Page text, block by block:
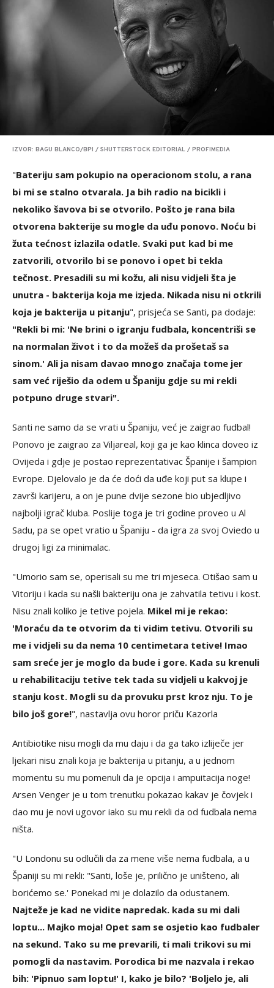
IZVOR: BAGU BLANCO/BPI / SHUTTERSTOCK EDITORIAL / PROFIMEDIA
"Bateriju sam pokupio na operacionom stolu, a rana
bi mi se stalno otvarala. Ja bih radio na bicikli i
nekoliko šavova bi se otvorilo. Pošto je rana bila
otvorena bakterije su mogle da uđu ponovo. Noću bi
žuta tećnost izlazila odatle. Svaki put kad bi me
zatvorili, otvorilo bi se ponovo i opet bi tekla
tečnost. Presadili su mi kožu, ali nisu vidjeli šta je
unutra - bakterija koja me izjeda. Nikada nisu ni otkrili
koja je bakterija u pitanju", prisjeća se Santi, pa dodaje:
"Rekli bi mi: 'Ne brini o igranju fudbala, koncentriši se
na normalan život i to da možeš da prošetaš sa
sinom.' Ali ja nisam davao mnogo značaja tome jer
sam već riješio da odem u Španiju gdje su mi rekli
potpuno druge stvari".
Santi ne samo da se vrati u Španiju, već je zaigrao fudbal!
Ponovo je zaigrao za Viljareal, koji ga je kao klinca doveo iz
Ovijeda i gdje je postao reprezentativac Španije i šampion
Evrope. Djelovalo je da će doći da uđe koji put sa klupe i
završi karijeru, a on je pune dvije sezone bio ubjedljivo
najbolji igrač kluba. Poslije toga je tri godine proveo u Al
Sadu, pa se opet vratio u Španiju - da igra za svoj Oviedo u
drugoj ligi za minimalac.
"Umorio sam se, operisali su me tri mjeseca. Otišao sam u
Vitoriju i kada su našli bakteriju ona je zahvatila tetivu i kost.
Nisu znali koliko je tetive pojela. Mikel mi je rekao:
'Moraću da te otvorim da ti vidim tetivu. Otvorili su
me i vidjeli su da nema 10 centimetara tetive! Imao
sam sreće jer je moglo da bude i gore. Kada su krenuli
u rehabilitaciju tetive tek tada su vidjeli u kakvoj je
stanju kost. Mogli su da provuku prst kroz nju. To je
bilo još gore!", nastavlja ovu horor priču Kazorla
Antibiotike nisu mogli da mu daju i da ga tako izliječe jer
ljekari nisu znali koja je bakterija u pitanju, a u jednom
momentu su mu pomenuli da je opcija i ampuitacija noge!
Arsen Venger je u tom trenutku pokazao kakav je čovjek i
dao mu je novi ugovor iako su mu rekli da od fudbala nema
ništa.
"U Londonu su odlučili da za mene više nema fudbala, a u
Španiji su mi rekli: "Santi, loše je, prilično je uništeno, ali
borićemo se.' Ponekad mi je dolazilo da odustanem.
Najteže je kad ne vidite napredak. kada su mi dali
loptu... Majko moja! Opet sam se osjetio kao fudbaler
na sekund. Tako su me prevarili, ti mali trikovi su mi
pomogli da nastavim. Porodica bi me nazvala i rekao
bih: 'Pipnuo sam loptu!' I, kako je bilo? 'Boljelo je, ali